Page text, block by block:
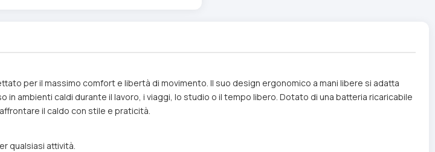
per il massimo comfort e libertà di movimento. Il suo design ergonomico a mani libere si adatta
ambienti caldi durante il lavoro, i viaggi, lo studio o il tempo libero. Dotato di una batteria ricaricabile
il caldo con stile e praticità.
qualsiasi attività.